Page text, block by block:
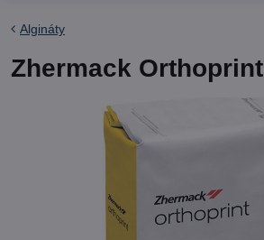
Algináty
Zhermack Orthoprint